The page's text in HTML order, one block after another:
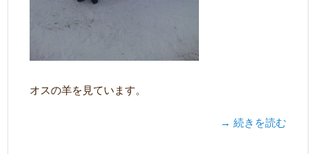
オスの羊を見ています。
→ 続きを読む